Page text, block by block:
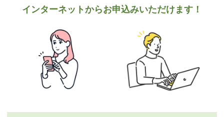
インターネットからお申込みいただけます！